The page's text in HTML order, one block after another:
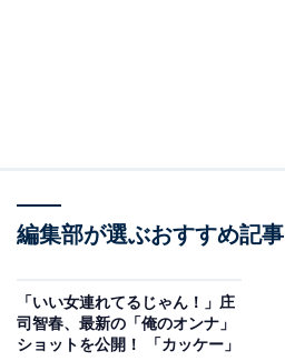
編集部が選ぶおすすめ記事
「いい女連れてるじゃん！」庄
司智春、最新の「俺のオンナ」
ショットを公開！ 「カッケー」